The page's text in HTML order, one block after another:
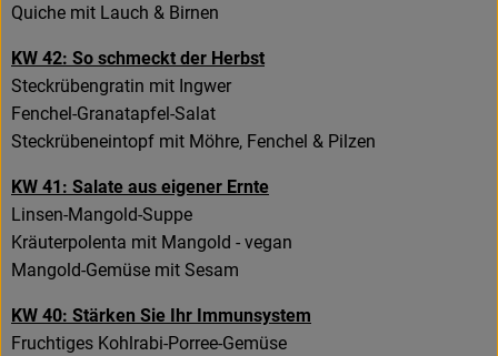
Quiche mit Lauch & Birnen
KW 42: So schmeckt der Herbst
Steckrübengratin mit Ingwer
Fenchel-Granatapfel-Salat
Steckrübeneintopf mit Möhre, Fenchel & Pilzen
KW 41: Salate aus eigener Ernte
Linsen-Mangold-Suppe
Kräuterpolenta mit Mangold - vegan
Mangold-Gemüse mit Sesam
KW 40: Stärken Sie Ihr Immunsystem
Fruchtiges Kohlrabi-Porree-Gemüse